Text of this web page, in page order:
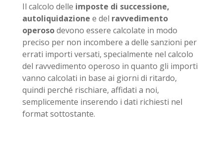
Il calcolo delle imposte di successione,
autoliquidazione e del ravvedimento
operosodevono essere calcolate in modo
preciso per non incombere a delle sanzioni per
errati importi versati, specialmente nel calcolo
del ravvedimento operoso in quanto gli importi
vanno calcolati in base ai giorni di ritardo,
quindi perché rischiare, affidati a noi,
semplicemente inserendo i dati richiesti nel
format sottostante.